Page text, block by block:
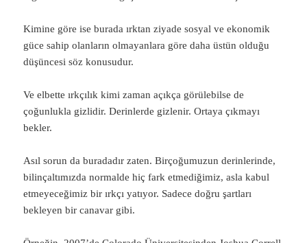
Kimine göre ise burada ırktan ziyade sosyal ve ekonomik
güce sahip olanların olmayanlara göre daha üstün olduğu
düşüncesi söz konusudur.
Ve elbette ırkçılık kimi zaman açıkça görülebilse de
çoğunlukla gizlidir. Derinlerde gizlenir. Ortaya çıkmayı
bekler.
Asıl sorun da buradadır zaten. Birçoğumuzun derinlerinde,
bilinçaltımızda normalde hiç fark etmediğimiz, asla kabul
etmeyeceğimiz bir ırkçı yatıyor. Sadece doğru şartları
bekleyen bir canavar gibi.